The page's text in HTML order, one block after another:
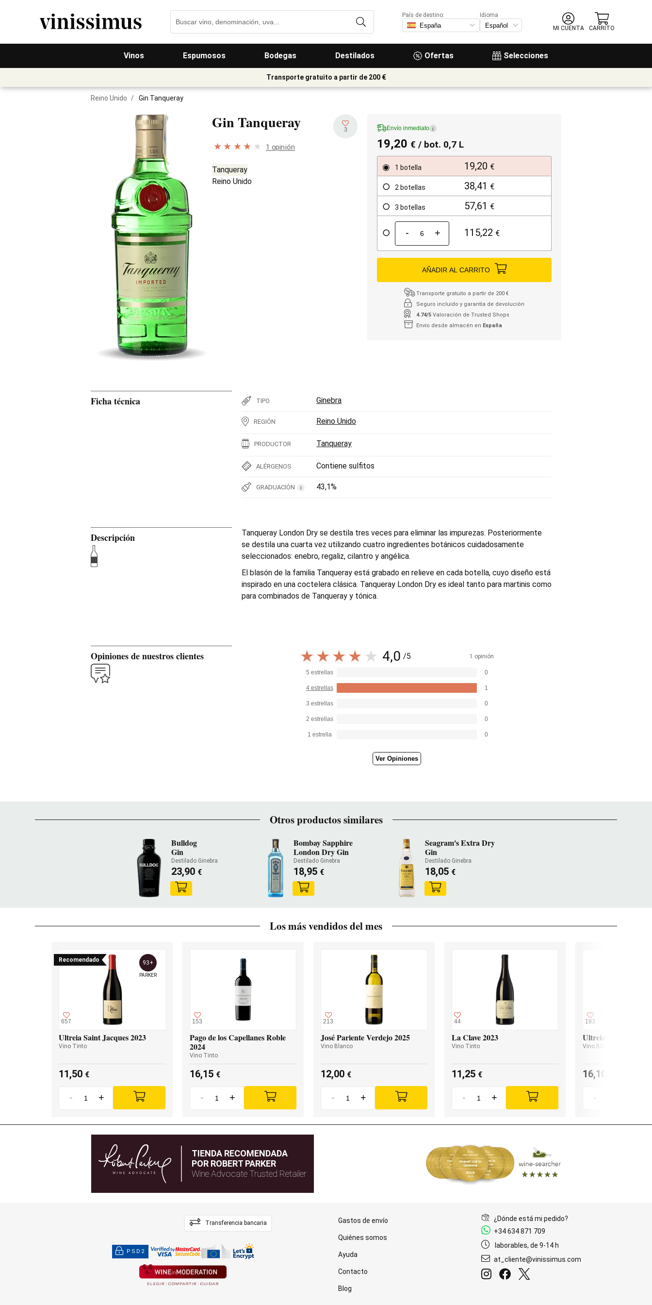
Vinos Espumosos Bodegas Destilados Ofertas Selecciones
País de destino:
Idioma
MI CUENTA
CARRITO
Transporte gratuito a partir de 200 €
Reino Unido / Gin Tanqueray
Gin Tanqueray 3
1 opinión
Tanqueray
Reino Unido
Envío inmediato i
19,20 € / bot. 0,7 L
1 botella 19,20 €
2 botellas 38,41 €
3 botellas 57,61 €
- + 115,22 €
AÑADIR AL CARRITO
Transporte gratuito a partir de 200 €
Seguro incluido y garantía de devolución
4.74/5 Valoración de Trusted Shops
Envío desde almacén en España
Ficha técnica TIPO Ginebra
REGIÓN Reino Unido
PRODUCTOR Tanqueray
ALÉRGENOS Contiene sulfitos
GRADUACIÓN i 43,1%
Descripción
Tanqueray London Dry se destila tres veces para eliminar las impurezas. Posteriormente
se destila una cuarta vez utilizando cuatro ingredientes botánicos cuidadosamente
seleccionados: enebro, regaliz, cilantro y angélica.
El blasón de la familia Tanqueray está grabado en relieve en cada botella, cuyo diseño está
inspirado en una coctelera clásica. Tanqueray London Dry es ideal tanto para martinis como
para combinados de Tanqueray y tónica.
Opiniones de nuestros clientes 4,0 /5 1 opinión
5 estrellas 0
4 estrellas 1
3 estrellas 0
2 estrellas 0
1 estrella 0
Ver Opiniones
Otros productos similares
Bulldog
Gin
Destilado Ginebra
23,90 €
Bombay Sapphire
London Dry Gin
Destilado Ginebra
18,95 €
Seagram's Extra Dry
Gin
Destilado Ginebra
18,05 €
Los más vendidos del mes
Recomendado
657
93+
PARKER
Ultreia Saint Jacques 2023
Vino Tinto
11,50 €
- +
153
Pago de los Capellanes Roble
2024
Vino Tinto
16,15 €
- +
213
José Pariente Verdejo 2025
Vino Blanco
12,00 €
- +
44
La Clave 2023
Vino Tinto
11,25 €
- +
183
Ultreia Godello 2024
Vino Blanco
16,10
-
TIENDA RECOMENDADA
POR ROBERT PARKER
Wine Advocate Trusted Retailer
Transferencia bancaria
PSD2
Gastos de envío
Quiénes somos
Ayuda
Contacto
Blog
¿Dónde está mi pedido?
+34 634 871 709
laborables, de 9-14 h
at_cliente@vinissimus.com